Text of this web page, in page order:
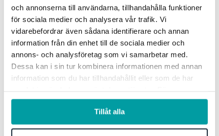
och annonserna till användarna, tillhandahålla funktioner
för sociala medier och analysera vår trafik. Vi
vidarebefordrar även sådana identifierare och annan
information från din enhet till de sociala medier och
annons- och analysföretag som vi samarbetar med.
Dessa kan i sin tur kombinera informationen med annan
information som du har tillhandahållit eller som de har
information, se vårintegritetspolicy.
Tillåt alla
Övrigt Blogginlägg